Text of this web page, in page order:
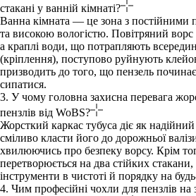
стакані у ванній кімнаті?
Ванна кімната — це зона з постійними
та високою вологістю. Повітряний ворс
а краплі води, що потрапляють
(кріплення), поступово руйнують
призводить до того, що пензель
сипатися.
3. У чому головна захисна перевага
пензлів від WoBS?
Жорсткий каркас тубуса діє як
сміливо класти його до дорожньої
хвилюючись про безпеку ворсу. Крім
перетворюється на два стійких
інструменти в чистоті й порядку на
4. Чим професійні чохли для пензлів на